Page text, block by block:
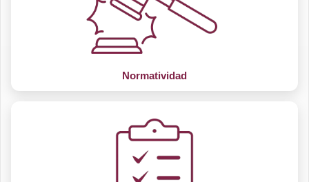
Normatividad